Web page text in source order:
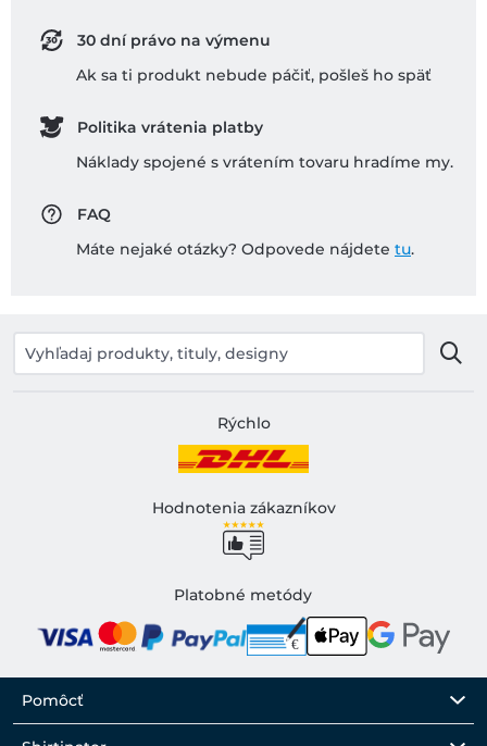
30 dní právo na výmenu
Ak sa ti produkt nebude páčiť, pošleš ho späť
Politika vrátenia platby
Náklady spojené s vrátením tovaru hradíme my.
FAQ
Máte nejaké otázky? Odpovede nájdete tu.
Rýchlo
Hodnotenia zákazníkov
Platobné metódy
Pomôcť